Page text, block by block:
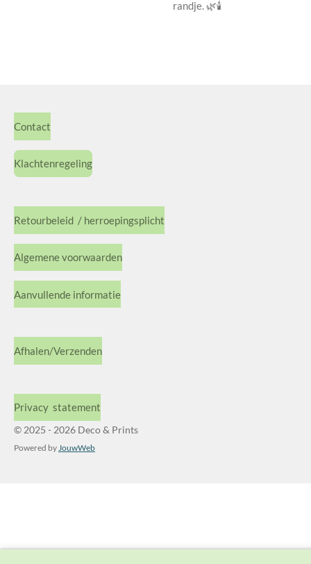
randje. 🌿🕯️
Contact
Klachtenregeling
Retourbeleid / herroepingsplicht
Algemene voorwaarden
Aanvullende informatie
Afhalen/Verzenden
Privacy statement
© 2025 - 2026 Deco & Prints
Powered by JouwWeb